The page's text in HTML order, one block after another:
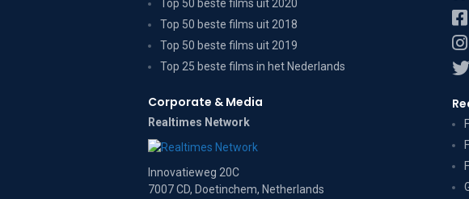
Top 50 beste films uit 2020
Top 50 beste films uit 2018
Top 50 beste films uit 2019
Top 25 beste films in het Nederlands
Corporate & Media
Realtimes Network
Innovatieweg 20C
7007 CD, Doetinchem, Netherlands